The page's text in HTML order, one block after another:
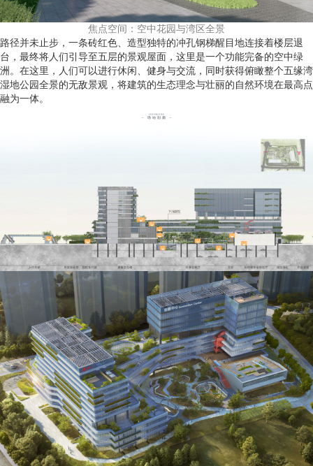
焦点空间：空中花园与湾区全景
路径并未止步，一条砖红色、造型独特的冲孔钢梯醒目地连接着楼层退
台，最终将人们引导至五层的景观屋面，这里是一个功能完备的空中绿
洲。在这里，人们可以进行休闲、健身与交流，同时获得俯瞰整个五缘湾
湿地公园全景的无敌景观，将建筑的生态理念与壮丽的自然环境在最高点
融为一体。